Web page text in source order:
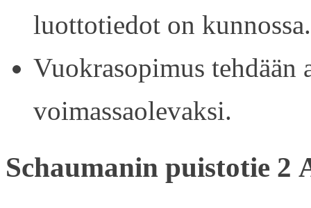
luottotiedot on kunnossa.
Vuokrasopimus tehdään
voimassaolevaksi.
Schaumanin puistotie 2